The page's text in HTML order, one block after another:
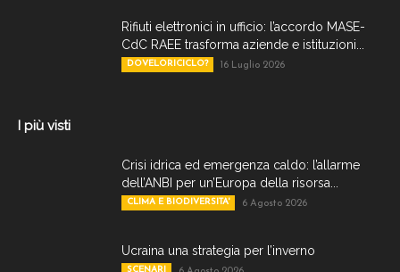
Rifiuti elettronici in ufficio: l’accordo MASE-
CdC RAEE trasforma aziende e istituzioni...
DOVELORICICLO? 16 Luglio 2026
I più visti
Crisi idrica ed emergenza caldo: l’allarme
dell’ANBI per un’Europa della risorsa...
CLIMA E BIODIVERSITA' 6 Agosto 2026
Ucraina una strategia per l’inverno
SCENARI